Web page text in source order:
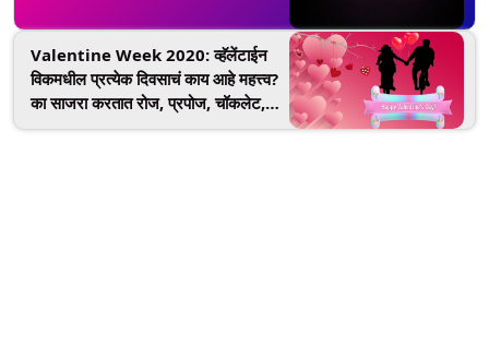
Valentine Week 2020: व्हॅलेंटाईन
विकमधील प्रत्येक दिवसाचं काय आहे महत्त्व?
का साजरा करतात रोज, प्रपोज, चॉकलेट,
टेडी, प्रॉमिस, हग, किस डे?